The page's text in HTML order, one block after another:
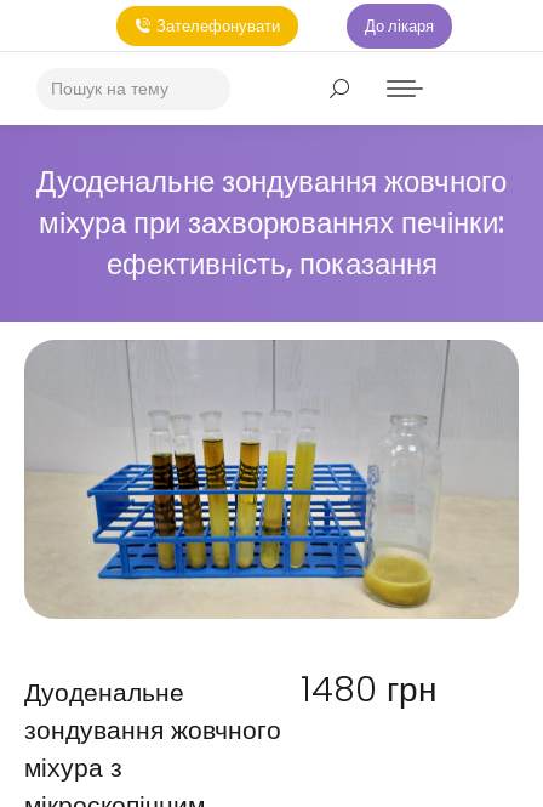
Зателефонувати До лікаря
Дуоденальне зондування жовчного
міхура при захворюваннях печінки:
ефективність, показання
Дуоденальне
зондування жовчного
міхура з
1480 грн